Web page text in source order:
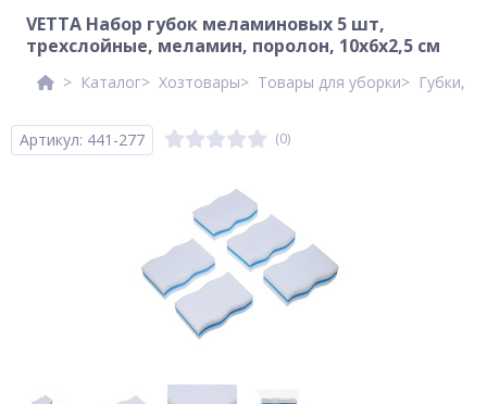
VETTA Набор губок меламиновых 5 шт,
трехслойные, меламин, поролон, 10х6х2,5 см
Каталог Хозтовары Товары для уборки Губки,
Артикул: 441-277 (0)